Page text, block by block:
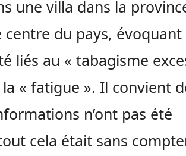
une villa dans la
centre du pays, évoquant
liés au « tabagisme
« fatigue ». Il convient
n’ont pas été
cela était sans